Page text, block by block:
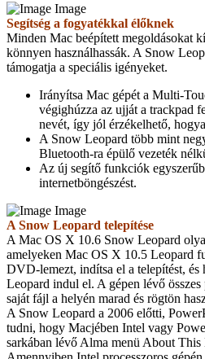
Image
Segítség a fogyatékkal élőknek
Minden Mac beépített megoldásokat
könnyen használhassák. A Snow
támogatja a speciális igényeket.
Irányítsa Mac gépét a Multi-
végighúzza az ujját a trackpad
nevét, így jól érzékelhető,
A Snow Leopard több mint
Bluetooth-ra épülő vezeték
Az új segítő funkciók
internetböngészést.
Image
A Snow Leopard telepítése
A Mac OS X 10.6 Snow Leopard
amelyeken Mac OS X 10.5 Leopard
DVD-lemezt, indítsa el a telepítést, és
Leopard indul el. A gépen lévő
saját fájl a helyén marad és rögtön
A Snow Leopard a 2006 előtti,
tudni, hogy Macjében Intel vagy
sarkában lévő Alma menü About This